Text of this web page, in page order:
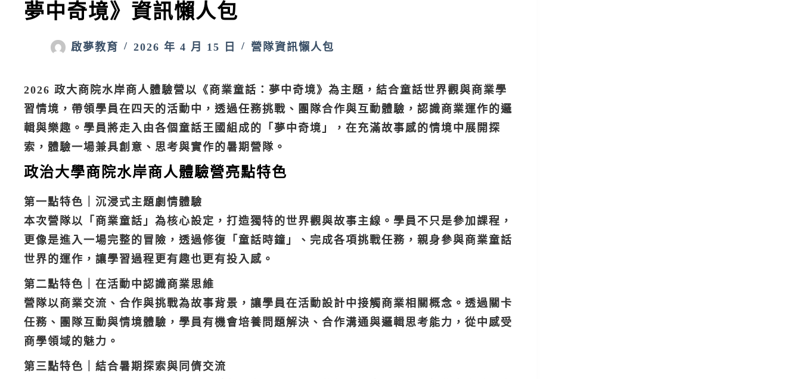
夢中奇境》資訊懶人包
啟夢教育 2026 年 4 月 15 日 營隊資訊懶人包
2026 政大商院水岸商人體驗營以《商業童話：夢中奇境》為主題，結合童話世界觀與商業學
習情境，帶領學員在四天的活動中，透過任務挑戰、團隊合作與互動體驗，認識商業運作的邏
輯與樂趣。學員將走入由各個童話王國組成的「夢中奇境」，在充滿故事感的情境中展開探
索，體驗一場兼具創意、思考與實作的暑期營隊。
政治大學商院水岸商人體驗營亮點特色
第一點特色｜沉浸式主題劇情體驗
本次營隊以「商業童話」為核心設定，打造獨特的世界觀與故事主線。學員不只是參加課程，
更像是進入一場完整的冒險，透過修復「童話時鐘」、完成各項挑戰任務，親身參與商業童話
世界的運作，讓學習過程更有趣也更有投入感。
第二點特色｜在活動中認識商業思維
營隊以商業交流、合作與挑戰為故事背景，讓學員在活動設計中接觸商業相關概念。透過關卡
任務、團隊互動與情境體驗，學員有機會培養問題解決、合作溝通與邏輯思考能力，從中感受
商學領域的魅力。
第三點特色｜結合暑期探索與同儕交流